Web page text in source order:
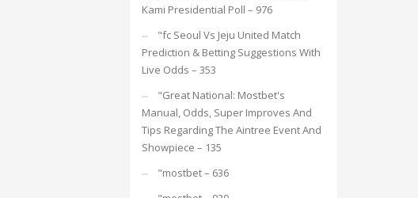
Kami Presidential Poll – 976
"fc Seoul Vs Jeju United Match
Prediction & Betting Suggestions With
Live Odds – 353
"Great National: Mostbet's
Manual, Odds, Super Improves And
Tips Regarding The Aintree Event And
Showpiece – 135
"mostbet – 636